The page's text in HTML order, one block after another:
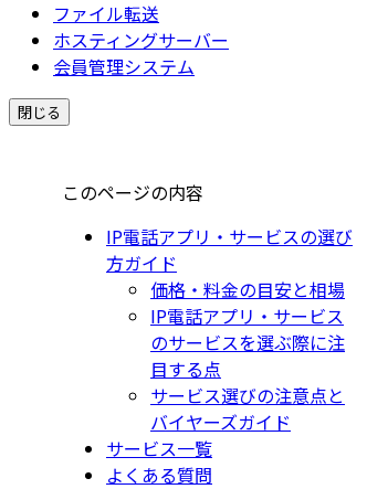
ファイル転送
ホスティングサーバー
会員管理システム
閉じる
このページの内容
IP電話アプリ・サービスの選び
方ガイド
価格・料金の目安と相場
IP電話アプリ・サービス
のサービスを選ぶ際に注
目する点
サービス選びの注意点と
バイヤーズガイド
サービス一覧
よくある質問